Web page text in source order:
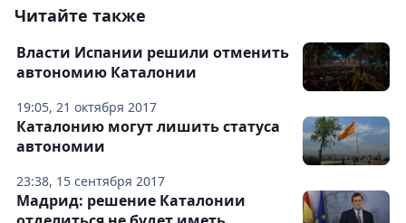
Читайте также
19:05, 21 октября 2017
Власти Испании решили отменить
автономию Каталонии
23:38, 15 сентября 2017
Каталонию могут лишить статуса
автономии
Мадрид: решение Каталонии